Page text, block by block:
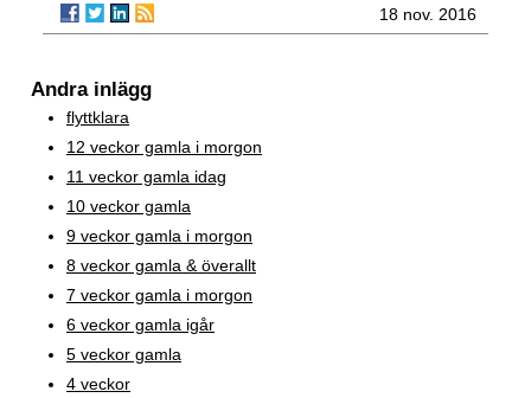
18 nov. 2016
Andra inlägg
flyttklara
12 veckor gamla i morgon
11 veckor gamla idag
10 veckor gamla
9 veckor gamla i morgon
8 veckor gamla & överallt
7 veckor gamla i morgon
6 veckor gamla igår
5 veckor gamla
4 veckor